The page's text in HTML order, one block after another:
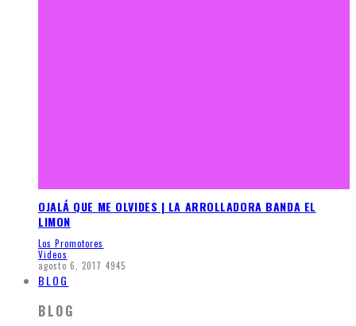
OJALÁ QUE ME OLVIDES | LA ARROLLADORA BANDA EL
LIMON
Los Promotores
Videos
agosto 6, 2017 4945
BLOG
BLOG